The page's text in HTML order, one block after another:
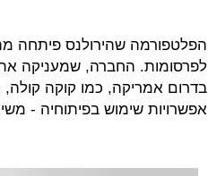
הפלטפורמה שהירולנס פיתחה
לפרסומות. החברה, שמעניקה את
בדרום אמריקה, כמו קוקה
אפשרויות שימוש בפיתוחיה -